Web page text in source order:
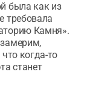
была как из
требовала
Камня».
когда-то
станет